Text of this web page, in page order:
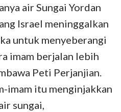
air Sungai Yordan
Israel meninggalkan
untuk menyeberangi
imam berjalan lebih
Peti Perjanjian.
imam itu menginjakkan
sungai,